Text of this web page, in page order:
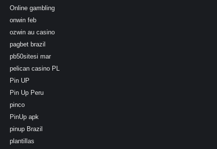
Online gambling
onwin feb
ozwin au casino
pagbet brazil
pb50sitesi mar
pelican casino PL
Pin UP
Pin Up Peru
pinco
PinUp apk
pinup Brazil
plantillas